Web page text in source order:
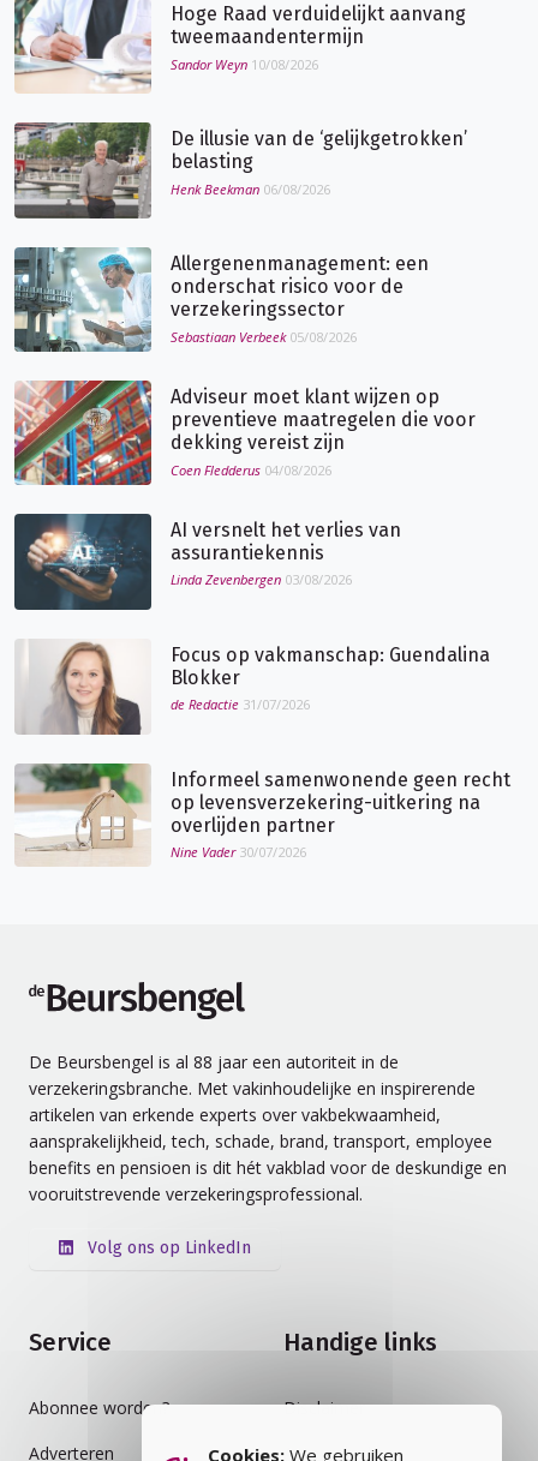
Hoge Raad verduidelijkt aanvang
tweemaandentermijn
Sandor Weyn 10/08/2026
De illusie van de ‘gelijkgetrokken’
belasting
Henk Beekman 06/08/2026
Allergenenmanagement: een
onderschat risico voor de
verzekeringssector
Sebastiaan Verbeek 05/08/2026
Adviseur moet klant wijzen op
preventieve maatregelen die voor
dekking vereist zijn
Coen Fledderus 04/08/2026
AI versnelt het verlies van
assurantiekennis
Linda Zevenbergen 03/08/2026
Focus op vakmanschap: Guendalina
Blokker
de Redactie 31/07/2026
Informeel samenwonende geen recht
op levensverzekering-uitkering na
overlijden partner
Nine Vader 30/07/2026
De Beursbengel is al 88 jaar een autoriteit in de
verzekeringsbranche. Met vakinhoudelijke en inspirerende
artikelen van erkende experts over vakbekwaamheid,
aansprakelijkheid, tech, schade, brand, transport, employee
benefits en pensioen is dit hét vakblad voor de deskundige en
vooruitstrevende verzekeringsprofessional.
Volg ons op LinkedIn
Service
Abonnee worden?
Adverteren
Handige links
Disclaimer
Auteursrecht
Cookies: We gebruiken